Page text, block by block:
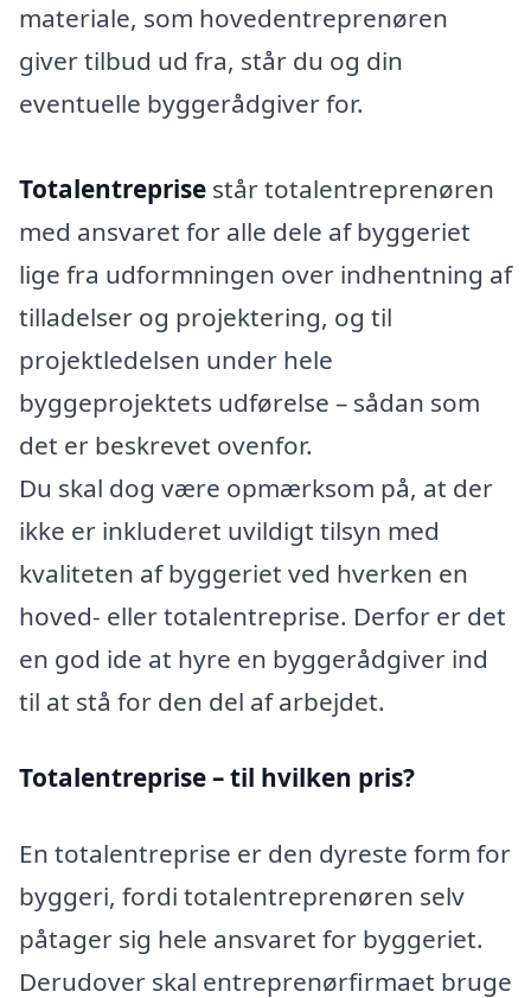
materiale, som hovedentreprenøren
giver tilbud ud fra, står du og din
eventuelle byggerådgiver for.
Totalentreprise står totalentreprenøren
med ansvaret for alle dele af byggeriet
lige fra udformningen over indhentning af
tilladelser og projektering, og til
projektledelsen under hele
byggeprojektets udførelse – sådan som
det er beskrevet ovenfor.
Du skal dog være opmærksom på, at der
ikke er inkluderet uvildigt tilsyn med
kvaliteten af byggeriet ved hverken en
hoved- eller totalentreprise. Derfor er det
en god ide at hyre en byggerådgiver ind
til at stå for den del af arbejdet.
Totalentreprise – til hvilken pris?
En totalentreprise er den dyreste form for
byggeri, fordi totalentreprenøren selv
påtager sig hele ansvaret for byggeriet.
Derudover skal entreprenørfirmaet bruge